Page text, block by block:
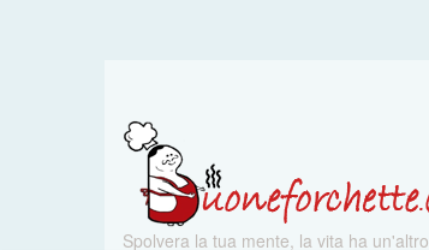
Spolvera la tua mente, la vita ha